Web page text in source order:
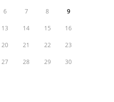
6 7 8 9
13 14 15 16
20 21 22 23
27 28 29 30